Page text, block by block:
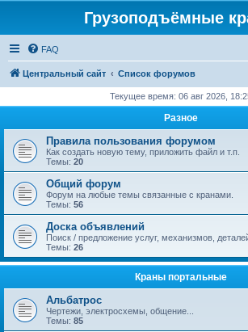
Грузоподъёмные
FAQ
Центральный сайт Список форумов
Текущее время: 06 авг 2026,
Разное
Правила пользования форумом
Как создать новую тему, приложить файл и т.п.
Темы: 20
Общий форум
Форум на любые темы связанные с кранами.
Темы: 56
Доска объявлений
Поиск / предложение услуг, механизмов,
Темы: 26
Краны портальные
Альбатрос
Чертежи, электросхемы, общение...
Темы: 85